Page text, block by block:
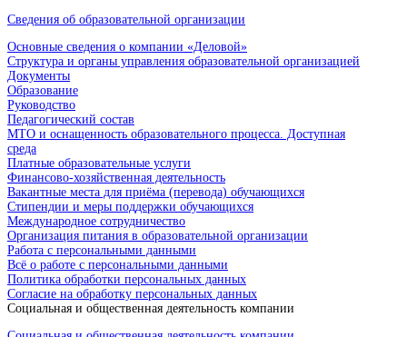
Сведения об образовательной организации
Основные сведения о компании «Деловой»
Структура и органы управления образовательной организацией
Документы
Образование
Руководство
Педагогический состав
МТО и оснащенность образовательного процесса. Доступная
среда
Платные образовательные услуги
Финансово-хозяйственная деятельность
Вакантные места для приёма (перевода) обучающихся
Стипендии и меры поддержки обучающихся
Международное сотрудничество
Организация питания в образовательной организации
Работа с персональными данными
Всё о работе с персональными данными
Политика обработки персональных данных
Согласие на обработку персональных данных
Социальная и общественная деятельность компании